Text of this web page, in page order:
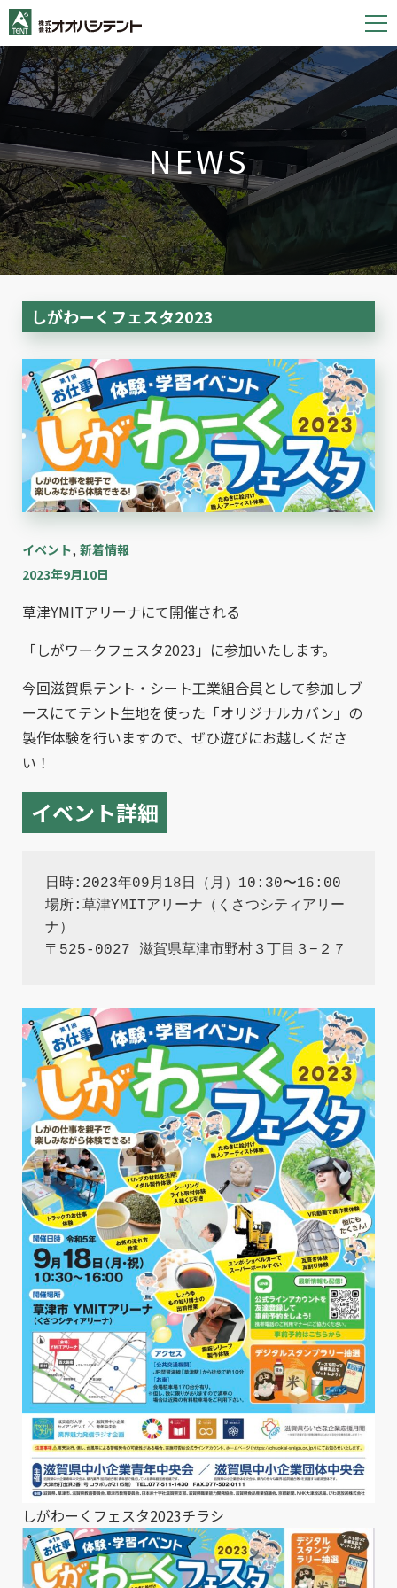
i
c
o
n
t
e
NEWS
しがわーくフェスタ2023
イベント, 新着情報
2023年9月10日
草津YMITアリーナにて開催される
「しがワークフェスタ2023」に参加いたします。
今回滋賀県テント・シート工業組合員として参加しブ
ースにてテント生地を使った「オリジナルカバン」の
製作体験を行いますので、ぜひ遊びにお越しくださ
い！
イベント詳細
日時:2023年09月18日（月）10:30〜16:00
場所:草津YMITアリーナ（くさつシティアリー
ナ）
〒525-0027 滋賀県草津市野村３丁目３−２７
しがわーくフェスタ2023チラシ